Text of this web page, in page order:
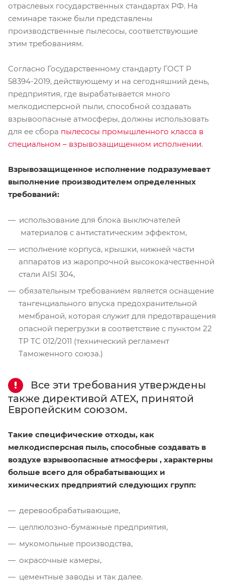
отраслевых государственных стандартах РФ. На
семинаре также были представлены
производственные пылесосы, соответствующие
этим требованиям.
Согласно Государственному стандарту ГОСТ Р
58394-2019, действующему и на сегодняшний день,
предприятия, где вырабатывается много
мелкодисперсной пыли, способной создавать
взрывоопасные атмосферы, должны использовать
для ее сбора пылесосы промышленного класса в
специальном – взрывозащищенном исполнении.
Взрывозащищенное исполнение подразумевает
выполнение производителем определенных
требований:
использование для блока выключателей
материалов с антистатическим эффектом,
исполнение корпуса, крышки, нижней части
аппаратов из жаропрочной высококачественной
стали AISI 304,
обязательным требованием является оснащение
тангенциального впуска предохранительной
мембраной, которая служит для предотвращения
опасной перегрузки в соответствие с пунктом 22
ТР ТС 012/2011 (технический регламент
Таможенного союза.)
Все эти требования утверждены
также директивой ATEX, принятой
Европейским союзом.
Такие специфические отходы, как
мелкодисперсная пыль, способные создавать в
воздухе взрывоопасные атмосферы , характерны
больше всего для обрабатывающих и
химических предприятий следующих групп:
деревообрабатывающие,
целлюлозно-бумажные предприятия,
мукомольные производства,
окрасочные камеры,
цементные заводы и так далее.